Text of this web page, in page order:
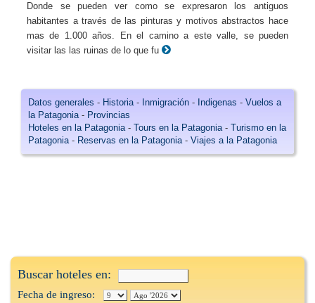
Donde se pueden ver como se expresaron los antiguos
habitantes a través de las pinturas y motivos abstractos hace
mas de 1.000 años. En el camino a este valle, se pueden
visitar las las ruinas de lo que fu
Datos generales - Historia- Inmigración - Indigenas - Vuelos a
la Patagonia- Provincias
Hoteles en la Patagonia- Tours en la Patagonia- Turismo en la
Patagonia- Reservas en la Patagonia- Viajes a la Patagonia
Buscar hoteles en:
Fecha de ingreso: